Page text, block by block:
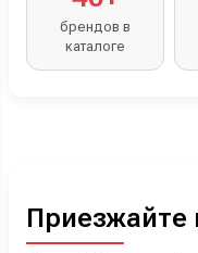
брендов в
каталоге
Приезжайте